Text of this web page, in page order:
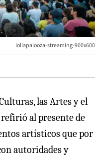
lollapalooza-streaming-900x600
las Artes y el
refirió al presente de
artísticos que por
autoridades y